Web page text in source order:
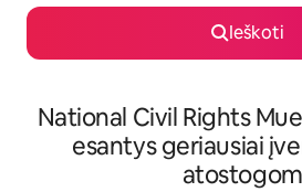
Ieškoti
National Civil Rights
esantys geriausiai